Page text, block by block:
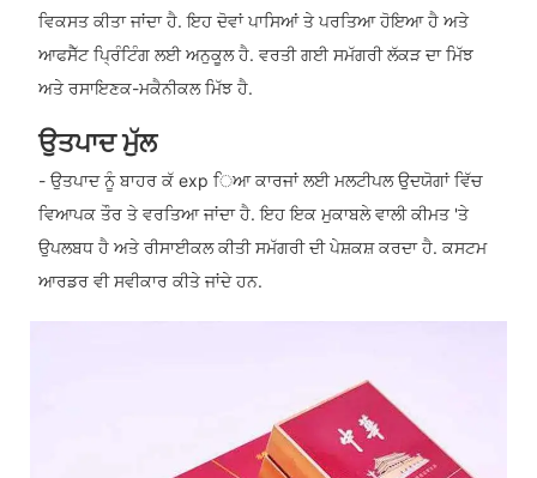
ਵਿਕਸਤ ਕੀਤਾ ਜਾਂਦਾ ਹੈ. ਇਹ ਦੋਵਾਂ ਪਾਸਿਆਂ ਤੇ ਪਰਤਿਆ ਹੋਇਆ ਹੈ ਅਤੇ
ਆਫਸੈੱਟ ਪ੍ਰਿੰਟਿੰਗ ਲਈ ਅਨੁਕੂਲ ਹੈ. ਵਰਤੀ ਗਈ ਸਮੱਗਰੀ ਲੱਕੜ ਦਾ ਮਿੱਝ
ਅਤੇ ਰਸਾਇਣਕ-ਮਕੈਨੀਕਲ ਮਿੱਝ ਹੈ.
ਉਤਪਾਦ ਮੁੱਲ
- ਉਤਪਾਦ ਨੂੰ ਬਾਹਰ ਕੱ exp ਿਆ ਕਾਰਜਾਂ ਲਈ ਮਲਟੀਪਲ ਉਦਯੋਗਾਂ ਵਿੱਚ
ਵਿਆਪਕ ਤੌਰ ਤੇ ਵਰਤਿਆ ਜਾਂਦਾ ਹੈ. ਇਹ ਇਕ ਮੁਕਾਬਲੇ ਵਾਲੀ ਕੀਮਤ 'ਤੇ
ਉਪਲਬਧ ਹੈ ਅਤੇ ਰੀਸਾਈਕਲ ਕੀਤੀ ਸਮੱਗਰੀ ਦੀ ਪੇਸ਼ਕਸ਼ ਕਰਦਾ ਹੈ. ਕਸਟਮ
ਆਰਡਰ ਵੀ ਸਵੀਕਾਰ ਕੀਤੇ ਜਾਂਦੇ ਹਨ.